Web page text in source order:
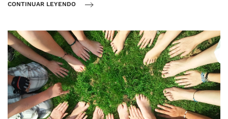
CONTINUAR LEYENDO